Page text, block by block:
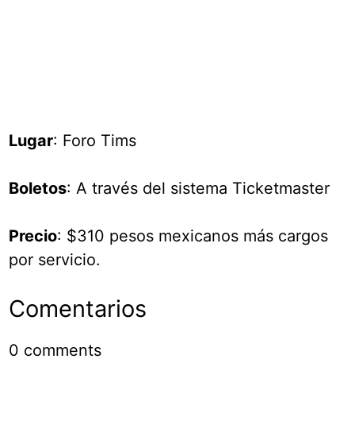
Lugar: Foro Tims
Boletos: A través del sistema Ticketmaster
Precio: $310 pesos mexicanos más cargos
por servicio.
Comentarios
0 comments